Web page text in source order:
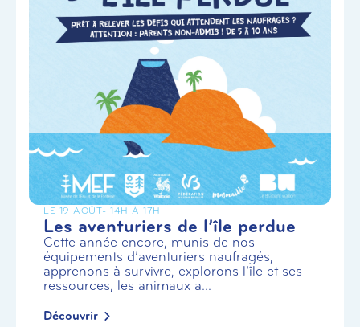
LE 19 AOÛT- 14H À 17H
Les aventuriers de l’île perdue
Cette année encore, munis de nos
équipements d’aventuriers naufragés,
apprenons à survivre, explorons l’île et ses
ressources, les animaux a...
Découvrir